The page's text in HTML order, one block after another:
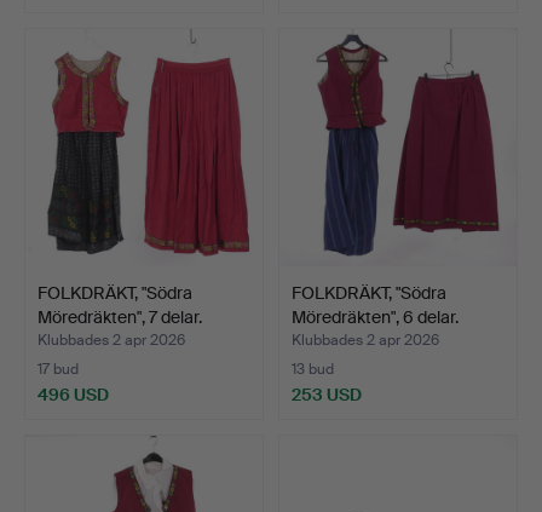
föremål
FOLKDRÄKT, "Södra
Möredräkten", 7 delar.
Klubbades 2 apr 2026
17 bud
496 USD
FOLKDRÄKT, "Södra
Möredräkten", 6 delar.
Klubbades 2 apr 2026
13 bud
253 USD